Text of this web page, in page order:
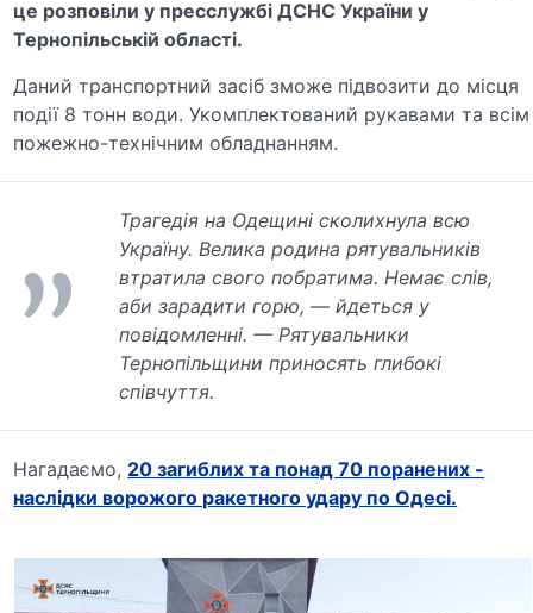
це розповіли у пресслужбі ДСНС України у
Тернопільській області.
Даний транспортний засіб зможе підвозити до місця
події 8 тонн води. Укомплектований рукавами та всім
пожежно-технічним обладнанням.
Трагедія на Одещині сколихнула всю
Україну. Велика родина рятувальників
втратила свого побратима. Немає слів,
аби зарадити горю, — йдеться у
повідомленні. — Рятувальники
Тернопільщини приносять глибокі
співчуття.
Нагадаємо, 20 загиблих та понад 70 поранених -
наслідки ворожого ракетного удару по Одесі.